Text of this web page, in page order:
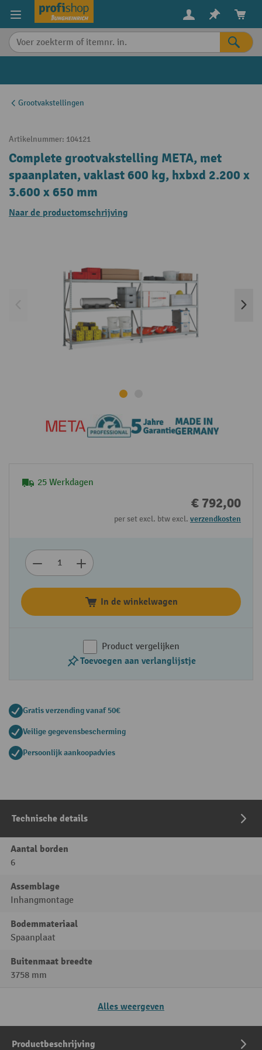
content
Grootvakstellingen
Artikelnummer: 104121
Complete grootvakstelling META, met
spaanplaten, vaklast 600 kg, hxbxd 2.200 x
3.600 x 650 mm
Naar de productomschrijving
25 Werkdagen
€ 792,00
per set excl. btw excl. verzendkosten
In de winkelwagen
Product vergelijken
Toevoegen aan verlanglijstje
Gratis verzending vanaf 50€
Veilige gegevensbescherming
Persoonlijk aankoopadvies
Technische details
Aantal borden
6
Assemblage
Inhangmontage
Bodemmateriaal
Spaanplaat
Buitenmaat breedte
3758 mm
Alles weergeven
Productbeschrijving